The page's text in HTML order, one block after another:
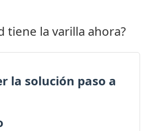
tiene la varilla ahora?
la solución paso a